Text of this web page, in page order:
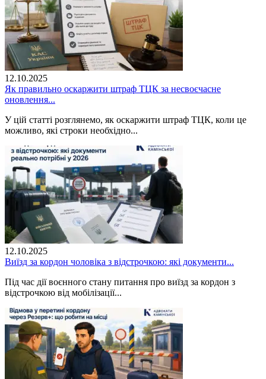
12.10.2025
Як правильно оскаржити штраф ТЦК за несвоєчасне
оновлення...
У цій статті розглянемо, як оскаржити штраф ТЦК, коли це
можливо, які строки необхідно...
12.10.2025
Виїзд за кордон чоловіка з відстрочкою: які документи...
Під час дії воєнного стану питання про виїзд за кордон з
відстрочкою від мобілізації...